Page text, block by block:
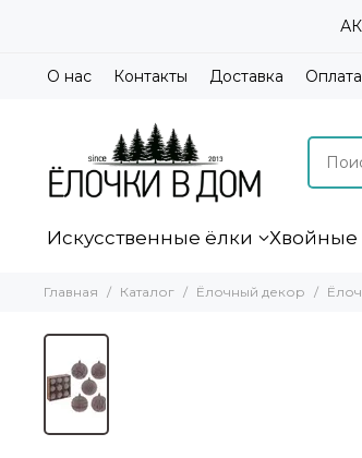
О нас Контакты Доставка Оплата
Искусственные ёлки Хвойные
Главная Каталог Ёлочный декор